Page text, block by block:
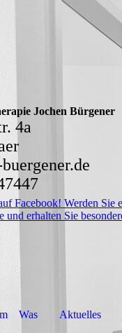
Jochen Bürgener
4a
Facebook! Werden Sie
und erhalten Sie
Was Aktuelles